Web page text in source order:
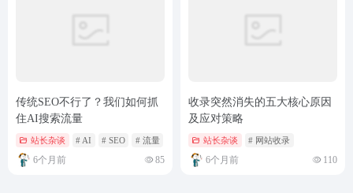
传统SEO不行了？我们如何抓
住AI搜索流量
站长杂谈 # AI # SEO # 流量
6个月前 85
收录突然消失的五大核心原因
及应对策略
站长杂谈 # 网站收录
6个月前 110